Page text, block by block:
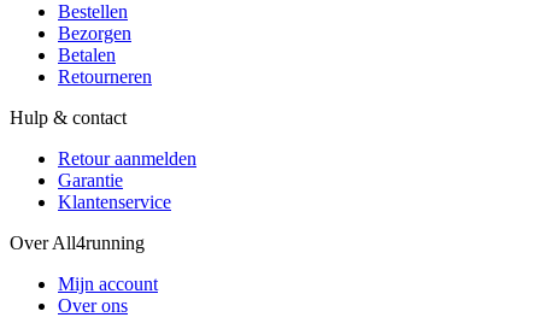
Bestellen
Bezorgen
Betalen
Retourneren
Hulp & contact
Retour aanmelden
Garantie
Klantenservice
Over All4running
Mijn account
Over ons